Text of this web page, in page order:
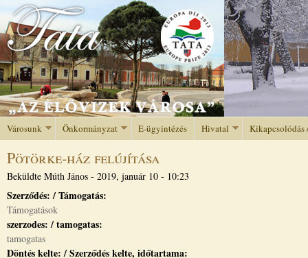
Jump to navigation
Városunk Önkormányzat E-ügyintézés Hivatal Kikapcsolódás
Pötörke-ház felújítása
Beküldte Múth János - 2019, január 10 - 10:23
Szerződés: / Támogatás:
Támogatások
szerzodes: / tamogatas:
tamogatas
Döntés kelte: / Szerződés kelte, időtartama: